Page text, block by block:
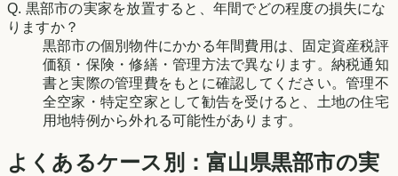
Q. 黒部市の実家を放置すると、年間でどの程度の損失にな
りますか？
黒部市の個別物件にかかる年間費用は、固定資産税評
価額・保険・修繕・管理方法で異なります。納税通知
書と実際の管理費をもとに確認してください。管理不
全空家・特定空家として勧告を受けると、土地の住宅
用地特例から外れる可能性があります。
よくあるケース別：富山県黒部市の実